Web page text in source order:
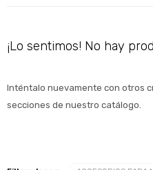
¡Lo sentimos! No hay
Inténtalo nuevamente con otros
secciones de nuestro catálogo.